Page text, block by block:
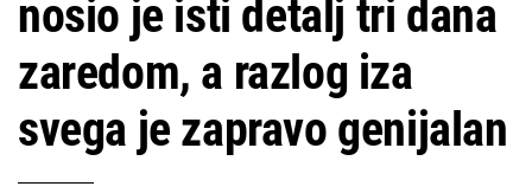
nosio je isti detalj tri dana
zaredom, a razlog iza
svega je zapravo genijalan